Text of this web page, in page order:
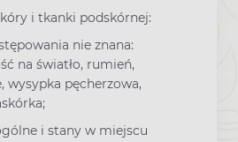
i tkanki podskórnej:
nie znana:
na światło, rumień,
wysypka pęcherzowa,
i stany w miejscu